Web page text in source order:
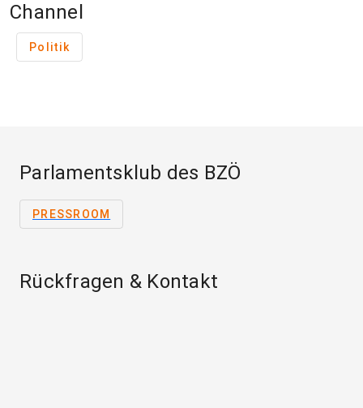
Channel
Politik
Parlamentsklub des BZÖ
PRESSROOM
Rückfragen & Kontakt